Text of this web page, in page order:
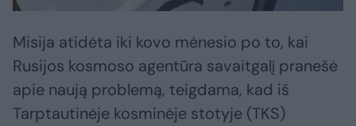
Misija atidėta iki kovo mėnesio po to, kai
Rusijos kosmoso agentūra savaitgalį pranešė
apie naują problemą, teigdama, kad iš
Tarptautinėje kosminėje stotyje (TKS)